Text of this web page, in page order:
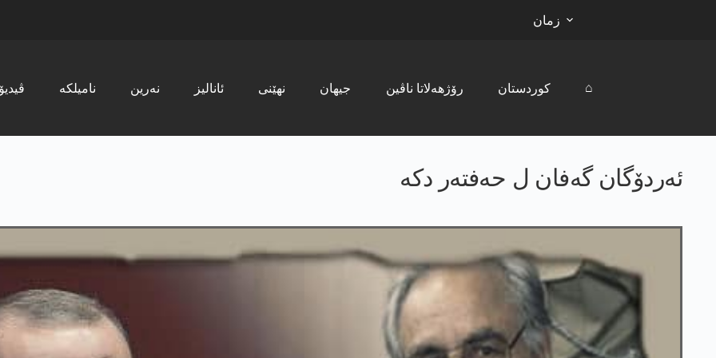
زمان
ڤیدیۆ نامیلکە نەرین ئانالیز نھێنی جیھان رۆژھەلاتا ناڤین کوردستان ⌂
ئه‌ردۆگان گه‌فان ل حه‌فته‌ر دكه‌